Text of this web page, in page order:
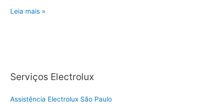
Conserto
Mooca
Leia mais »
Serviços Electrolux
Assistência Electrolux São Paulo